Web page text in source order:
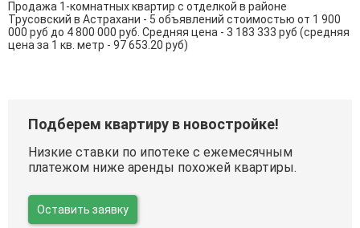
Продажа 1-комнатных квартир с отделкой в районе
Трусовский в Астрахани - 5 объявлений стоимостью от 1 900
000 руб до 4 800 000 руб. Средняя цена - 3 183 333 руб (средняя
цена за 1 кв. метр - 97 653.20 руб)
Подберем квартиру в новостройке!
Низкие ставки по ипотеке с ежемесячным
платежом ниже аренды похожей квартиры.
Оставить заявку